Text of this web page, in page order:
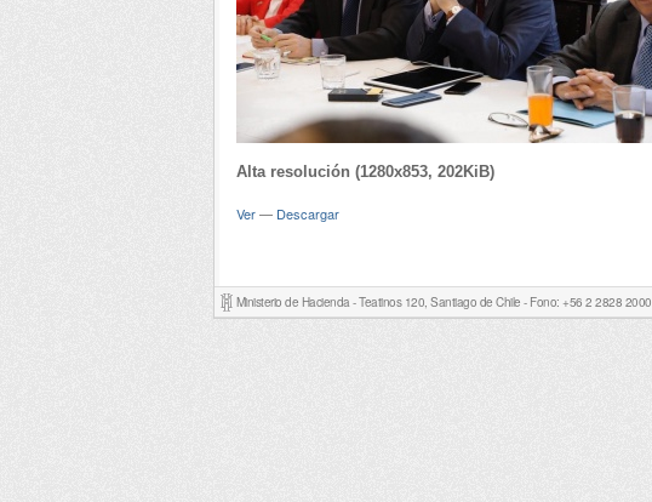
Alta resolución (1280x853, 202KiB)
Ver— Descargar
Ministerio de Hacienda - Teatinos 120, Santiago de Chile - Fono: +56 2 2828 2000